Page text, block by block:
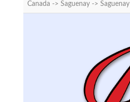
Canada -> Saguenay -> Saguenay